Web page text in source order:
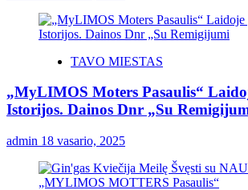
TAVO MIESTAS
„MyLIMOS Moters Pasaulis“
Istorijos. Dainos Dnr „Su
admin 18 vasario, 2025